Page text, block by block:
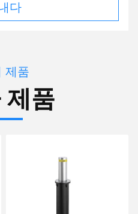
다
제품
제품